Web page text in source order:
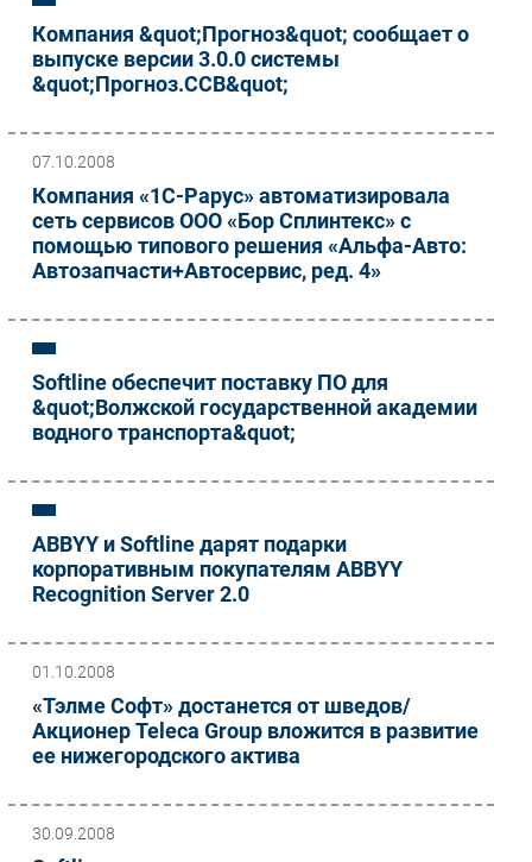
Компания &quot;Прогноз&quot; сообщает о
выпуске версии 3.0.0 системы
&quot;Прогноз.ССВ&quot;
07.10.2008
Компания «1C-Рарус» автоматизировала
сеть сервисов OOO «Бор Сплинтекс» с
помощью типового решения «Альфа-Авто:
Автозапчасти+Автосервис, ред. 4»
Softline обеспечит поставку ПО для
&quot;Волжской государственной академии
водного транспорта&quot;
ABBYY и Softline дарят подарки
корпоративным покупателям ABBYY
Recognition Server 2.0
01.10.2008
«Тэлме Софт» достанется от шведов/
Акционер Teleca Group вложится в развитие
ее нижегородского актива
30.09.2008